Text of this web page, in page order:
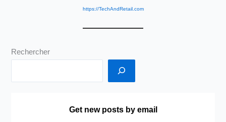
https://TechAndRetail.com
Rechercher
Get new posts by email